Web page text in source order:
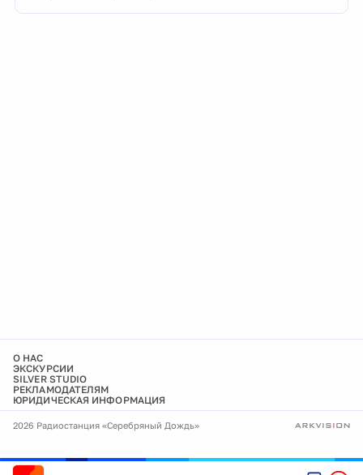
О НАС
ЭКСКУРСИИ
SILVER STUDIO
РЕКЛАМОДАТЕЛЯМ
ЮРИДИЧЕСКАЯ ИНФОРМАЦИЯ
2026 Радиостанция «Серебряный Дождь»